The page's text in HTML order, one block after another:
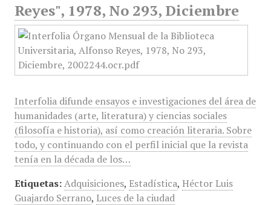
Reyes", 1978, No 293, Diciembre
Interfolia difunde ensayos e investigaciones del área de
humanidades (arte, literatura) y ciencias sociales
(filosofía e historia), así como creación literaria. Sobre
todo, y continuando con el perfil inicial que la revista
tenía en la década de los…
Etiquetas: Adquisiciones, Estadística, Héctor Luis
Guajardo Serrano, Luces de la ciudad